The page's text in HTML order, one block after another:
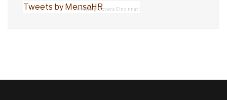
Tweets by MensaHR4WeHelp Movers Cincinnati